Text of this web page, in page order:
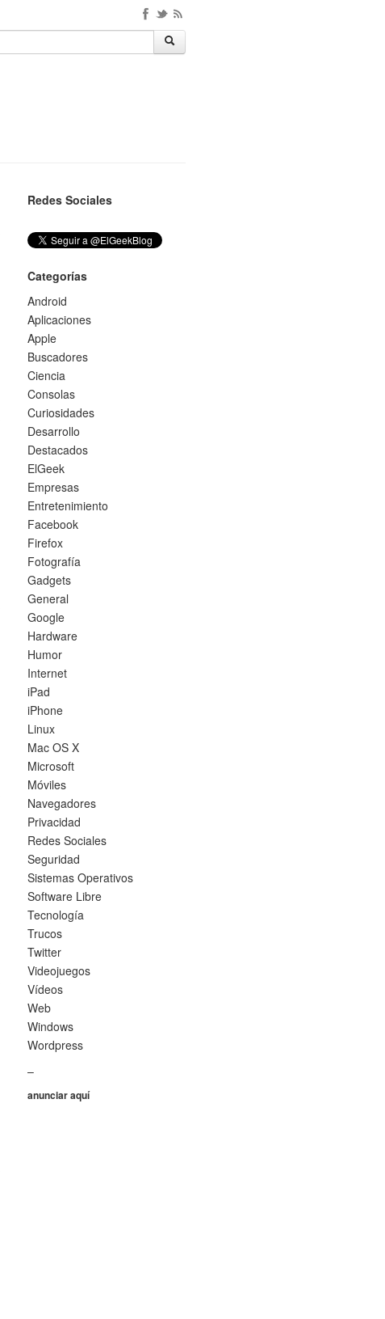
Redes Sociales
Categorías
Android
Aplicaciones
Apple
Buscadores
Ciencia
Consolas
Curiosidades
Desarrollo
Destacados
ElGeek
Empresas
Entretenimiento
Facebook
Firefox
Fotografía
Gadgets
General
Google
Hardware
Humor
Internet
iPad
iPhone
Linux
Mac OS X
Microsoft
Móviles
Navegadores
Privacidad
Redes Sociales
Seguridad
Sistemas Operativos
Software Libre
Tecnología
Trucos
Twitter
Videojuegos
Vídeos
Web
Windows
Wordpress
–
anunciar aquí